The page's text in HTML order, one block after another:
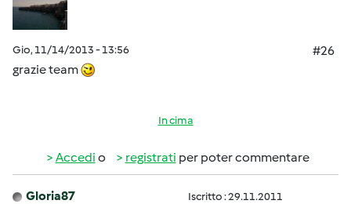
Gio, 11/14/2013 - 13:56
#26
grazie team
In cima
Accedi o registrati per poter commentare
Gloria87 Iscritto : 29.11.2011